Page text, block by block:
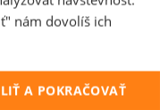
nám dovolíš ich
A POKRAČOVAŤ